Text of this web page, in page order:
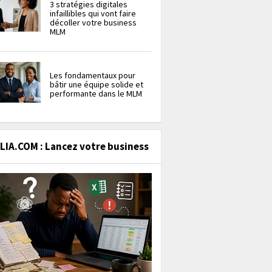
3 stratégies digitales
infaillibles qui vont faire
décoller votre business
MLM
Les fondamentaux pour
bâtir une équipe solide et
performante dans le MLM
: Lancez votre business